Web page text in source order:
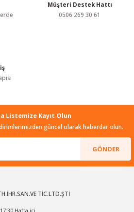
Müşteri Destek Hattı
0506 269 30 61
Listemize Kayıt Olun
güncel olarak haberdar olun.
GÖNDER
TİC.LTD.ŞTİ
Hafta içi